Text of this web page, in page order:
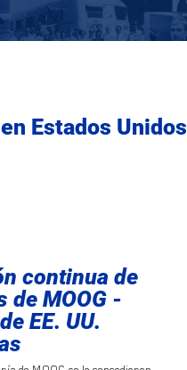
Estados Unidos
continua de
de MOOG -
EE. UU.